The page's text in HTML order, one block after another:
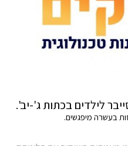
לילדים בכתות ג'-יב'.